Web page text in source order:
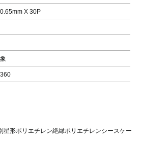
X 30P
形ポリエチレン絶縁ポリエチレンシースケー